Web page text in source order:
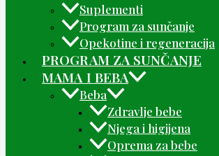
Suplementi
Program za sunčanje
Opekotine i regeneracija
PROGRAM ZA SUNČANJE
MAMA I BEBA
Beba
Zdravlje bebe
Njega i higijena
Oprema za bebe